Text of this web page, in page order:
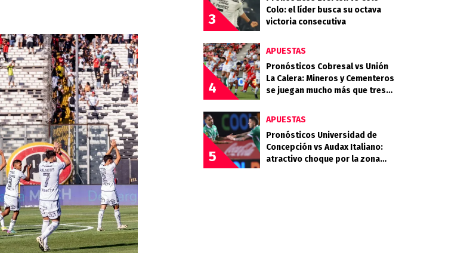
3
Colo: el líder busca su octava
victoria consecutiva
4
APUESTAS
Pronósticos Cobresal vs Unión
La Calera: Mineros y Cementeros
se juegan mucho más que tres
5
APUESTAS
Pronósticos Universidad de
Concepción vs Audax Italiano:
atractivo choque por la zona